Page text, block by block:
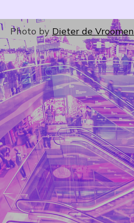
Photo by Dieter de Vroomen